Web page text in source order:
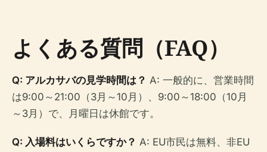
よくある質問（FAQ）
Q: アルカサバの見学時間は？ A: 一般的に、営業時間
は9:00～21:00（3月～10月）、9:00～18:00（10月
～3月）で、月曜日は休館です。
Q: 入場料はいくらですか？ A: EU市民は無料、非EU